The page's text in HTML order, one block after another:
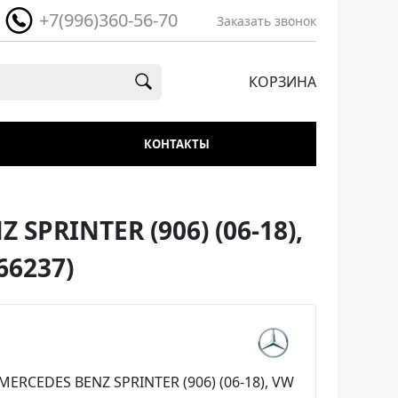
+7(996)360-56-70 Заказать звонок
КОРЗИНА
КОНТАКТЫ
(906) (06-18),
BENZ SPRINTER (906) (06-18), VW